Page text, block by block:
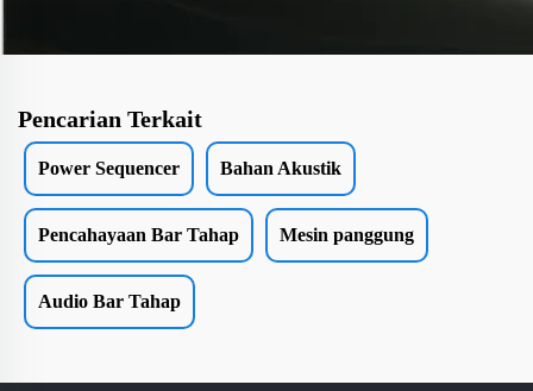
Pencarian Terkait
Power Sequencer Bahan Akustik
Pencahayaan Bar Tahap Mesin panggung
Audio Bar Tahap